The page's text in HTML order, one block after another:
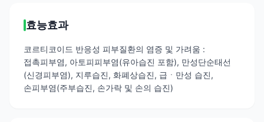
효능효과
코르티코이드 반응성 피부질환의 염증 및 가려움 :
접촉피부염, 아토피피부염(유아습진 포함), 만성단순태선
(신경피부염), 지루습진, 화폐상습진, 급ㆍ만성 습진,
손피부염(주부습진, 손가락 및 손의 습진)